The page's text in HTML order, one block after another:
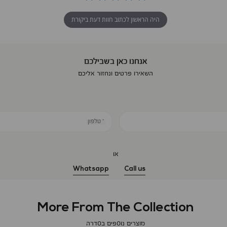
היה הראשון לכתוב חוות דעת ביקורת
אנחנו כאן בשבילכם
השאירו פרטים ונחזור אליכם
* טלפון
או
Call us
Whatsapp
More From The Collection
מוצרים נוספים בסדרה